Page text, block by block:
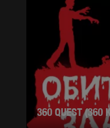
360 QUEST (360